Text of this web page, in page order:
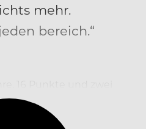
mehr.
bereich.“
Wille und…